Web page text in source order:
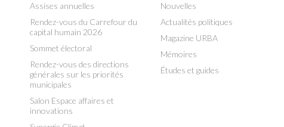
Assises annuelles
Rendez-vous du Carrefour du
capital humain 2026
Sommet électoral
Rendez-vous des directions
générales sur les priorités
municipales
Salon Espace affaires et
innovations
Nouvelles
Actualités politiques
Magazine URBA
Mémoires
Études et guides